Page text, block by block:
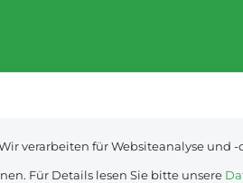
verarbeiten für Websiteanalyse und
Für Details lesen Sie bitte unsere